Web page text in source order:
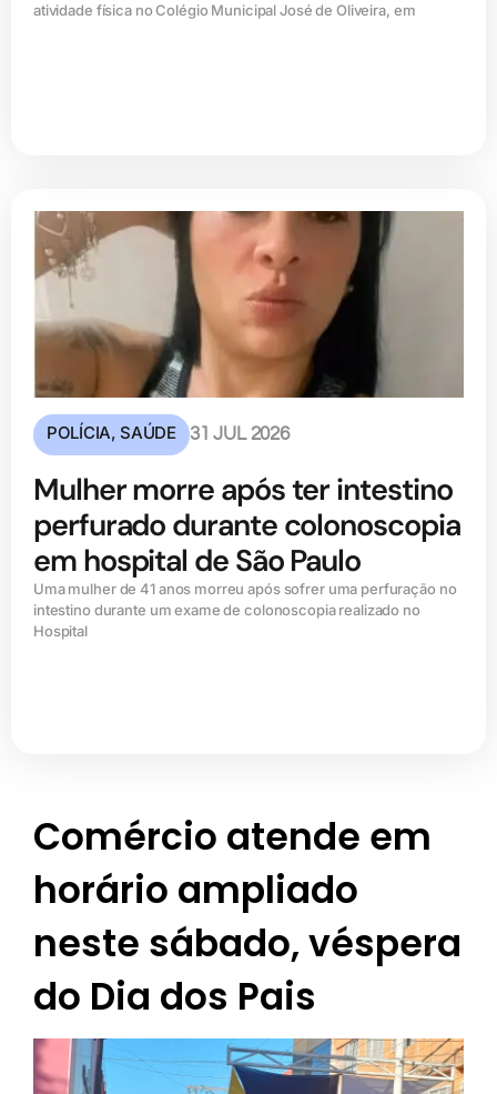
atividade física no Colégio Municipal José de Oliveira, em
POLÍCIA,SAÚDE 31 JUL 2026
Mulher morre após ter intestino
perfurado durante colonoscopia
em hospital de São Paulo
Uma mulher de 41 anos morreu após sofrer uma perfuração no
intestino durante um exame de colonoscopia realizado no
Hospital
Comércio atende em
horário ampliado
neste sábado, véspera
do Dia dos Pais